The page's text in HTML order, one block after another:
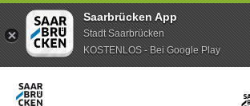
Saarbrücken App
Stadt Saarbrücken
KOSTENLOS - Bei Google Play